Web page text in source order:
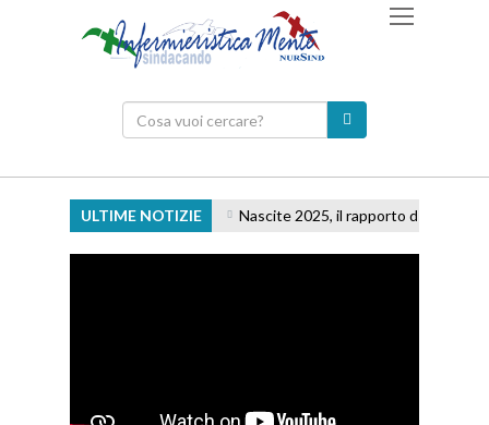
ULTIME NOTIZIE Nascite 2025, il rapporto del